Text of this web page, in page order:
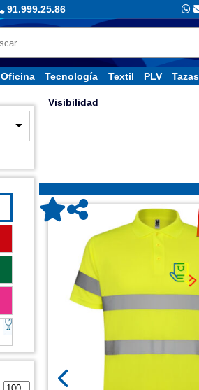
91.999.25.86
Oficina Tecnología Textil PLV
Visibilidad